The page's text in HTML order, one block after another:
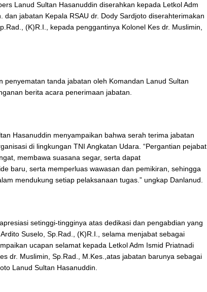
Lanud Sultan Hasanuddin diserahkan kepada Letkol Adm
dan jabatan Kepala RSAU dr. Dody Sardjoto diserahterimakan
(K)R.I., kepada penggantinya Kolonel Kes dr. Muslimin,
penyematan tanda jabatan oleh Komandan Lanud Sultan
berita acara penerimaan jabatan.
Hasanuddin menyampaikan bahwa serah terima jabatan
di lingkungan TNI Angkatan Udara. “Pergantian pejabat
membawa suasana segar, serta dapat
baru, serta memperluas wawasan dan pemikiran, sehingga
mendukung setiap pelaksanaan tugas.” ungkap Danlanud.
setinggi-tingginya atas dedikasi dan pengabdian yang
Suselo, Sp.Rad., (K)R.I., selama menjabat sebagai
ucapan selamat kepada Letkol Adm Ismid Priatnadi
dr. Muslimin, Sp.Rad., M.Kes.,atas jabatan barunya sebagai
Lanud Sultan Hasanuddin.